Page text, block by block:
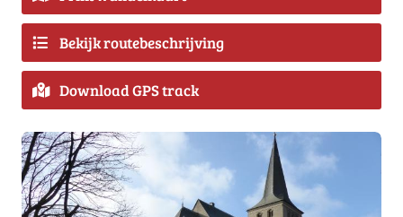
Bekijk routebeschrijving
Download GPS track